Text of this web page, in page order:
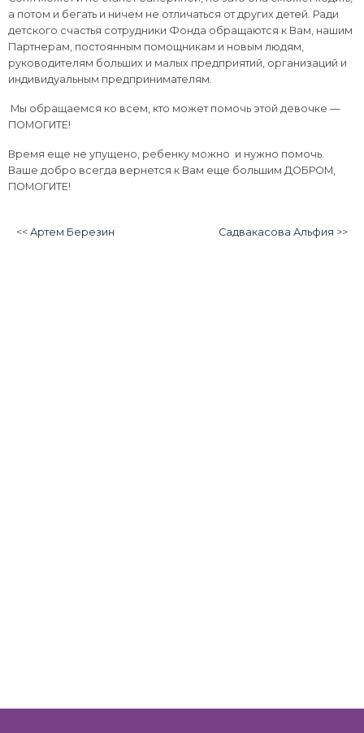
а потом и бегать и ничем не отличаться от других детей. Ради
детского счастья сотрудники Фонда обращаются к Вам, нашим
Партнерам, постоянным помощникам и новым людям,
руководителям больших и малых предприятий, организаций и
индивидуальным предпринимателям.
Мы обращаемся ко всем, кто может помочь этой девочке —
ПОМОГИТЕ!
Время еще не упущено, ребенку можно и нужно помочь.
Ваше добро всегда вернется к Вам еще большим ДОБРОМ,
ПОМОГИТЕ!
<< Артем Березин Садвакасова Альфия >>